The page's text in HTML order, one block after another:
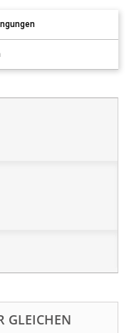
GLEICHEN